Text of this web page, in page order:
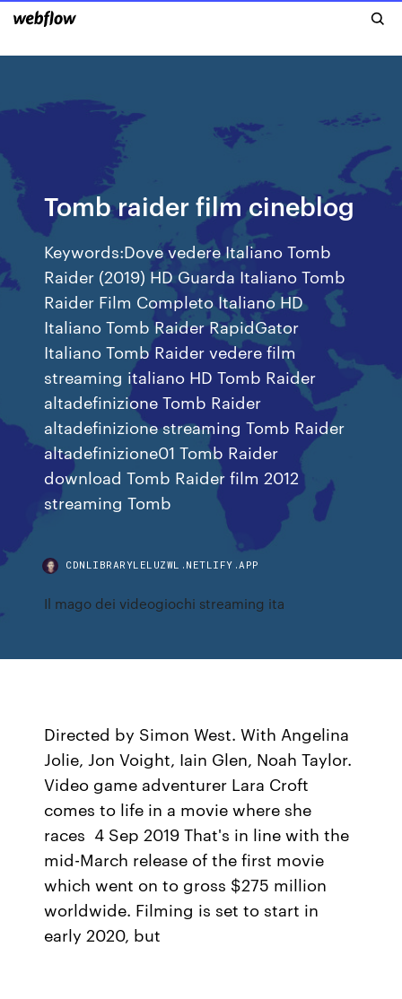
Tomb raider film cineblog
Keywords:Dove vedere Italiano Tomb
Raider (2019) HD Guarda Italiano Tomb
Raider Film Completo Italiano HD
Italiano Tomb Raider RapidGator
Italiano Tomb Raider vedere film
streaming italiano HD Tomb Raider
altadefinizione Tomb Raider
altadefinizione streaming Tomb Raider
altadefinizione01 Tomb Raider
download Tomb Raider film 2012
streaming Tomb
CDNLIBRARYLELUZWL.NETLIFY.APP
Il mago dei videogiochi streaming ita
Directed by Simon West. With Angelina
Jolie, Jon Voight, Iain Glen, Noah Taylor.
Video game adventurer Lara Croft
comes to life in a movie where she
races 4 Sep 2019 That's in line with the
mid-March release of the first movie
which went on to gross $275 million
worldwide. Filming is set to start in
early 2020, but